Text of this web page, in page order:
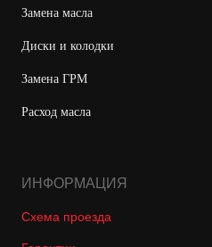
Замена масла
Диски и колодки
Замена ГРМ
Расход масла
ИНФОРМАЦИЯ
Схема проезда